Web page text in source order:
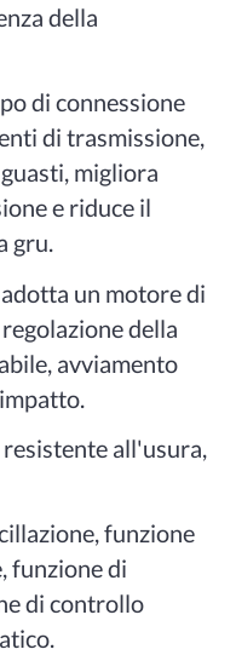
della
di connessione
di trasmissione,
migliora
e riduce il
gru.
un motore di
della
avviamento
all'usura,
funzione
funzione di
di controllo